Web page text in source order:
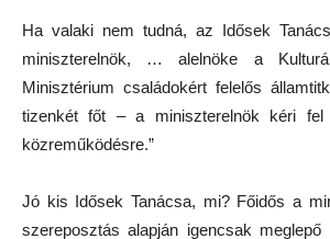
Ha valaki nem tudná, az Idősek
miniszterelnök, … alelnöke a
Minisztérium családokért felelős
tizenkét főt – a miniszterelnök kéri fel
közreműködésre.”
Jó kis Idősek Tanácsa, mi? Főidős a
szereposztás alapján igencsak